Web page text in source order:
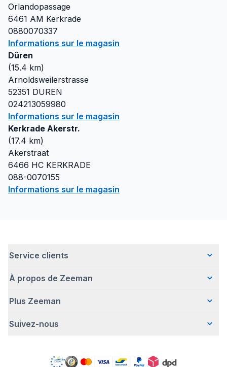
Orlandopassage
6461 AM Kerkrade
0880070337
Informations sur le magasin
Düren
(15.4 km)
Arnoldsweilerstrasse
52351 DUREN
024213059980
Informations sur le magasin
Kerkrade Akerstr.
(17.4 km)
Akerstraat
6466 HC KERKRADE
088-0070155
Informations sur le magasin
Service clients
Questions fréquentes
Livraison
Retour d'articles
À propos de Zeeman
Qui sommes-nous ?
Une entreprise responsable
Rapport annuel RSE
Plus Zeeman
Avertissement de sécurité
Nos campagnes
Suivez-nous